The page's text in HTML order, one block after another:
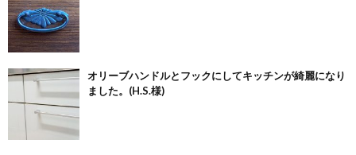
オリーブハンドルとフックにしてキッチンが綺麗になり
ました。(H.S.様)